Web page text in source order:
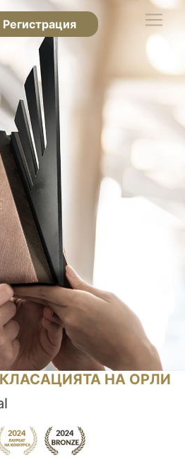
Регистрация
НА ОРЛИ